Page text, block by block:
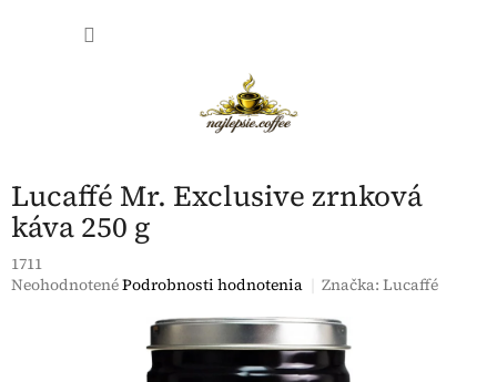
Lucaffé Mr. Exclusive zrnková
káva 250 g
1711
Priemerné
NeohodnotenéPodrobnosti hodnotenia Značka:Lucaffé